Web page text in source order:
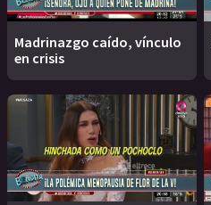
Madrinazgo caído, vínculo
en crisis